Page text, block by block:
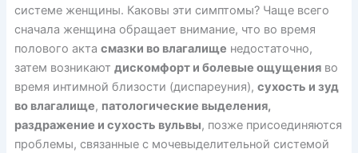
системе женщины. Каковы эти симптомы? Чаще всего
сначала женщина обращает внимание, что во время
полового акта смазки во влагалище недостаточно,
затем возникают дискомфорт и болевые ощущенияво
время интимной близости (диспареуния), сухость и зуд
во влагалище, патологические выделения,
раздражение и сухость вульвы, позже присоединяются
проблемы, связанные с мочевыделительной системой